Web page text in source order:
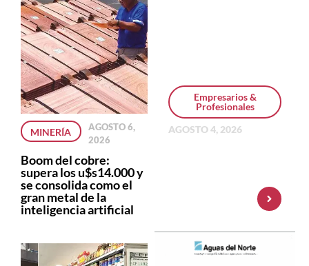
MINERÍA
AGOSTO 6,
2026
Boom del cobre:
supera los u$s14.000 y
se consolida como el
gran metal de la
inteligencia artificial
Empresarios &
Profesionales
AGOSTO 4, 2026